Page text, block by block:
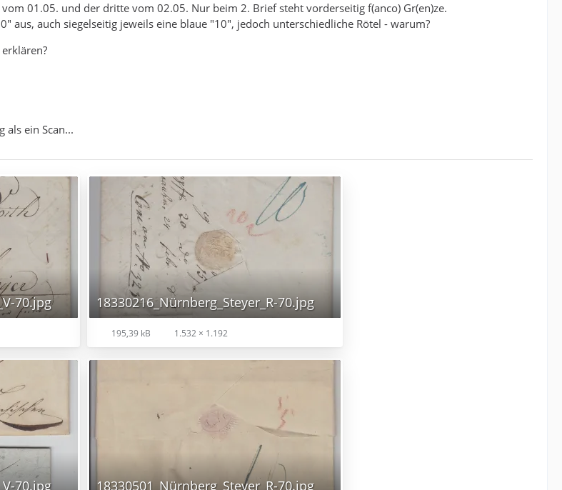
01.05. und der dritte vom 02.05. Nur beim 2. Brief steht vorderseitig f(anco) Gr(en)ze.
aus, auch siegelseitig jeweils eine blaue "10", jedoch unterschiedliche Rötel - warum?
als ein Scan...
70.jpg 18330216_Nürnberg_Steyer_R-70.jpg
195,39 kB 1.532 × 1.192
70.jpg 18330501_Nürnberg_Steyer_R-70.jpg